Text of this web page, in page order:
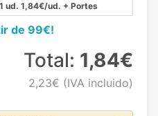
1 ud. 1,84€/ud. + Portes
de 99€!
Total: 1,84€
2,23€ (IVA incluido)